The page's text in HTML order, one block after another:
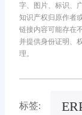
字、图片、标识、
知识产权归原作者
链接内容可能存在
并提供身份证明、
理。
标签: